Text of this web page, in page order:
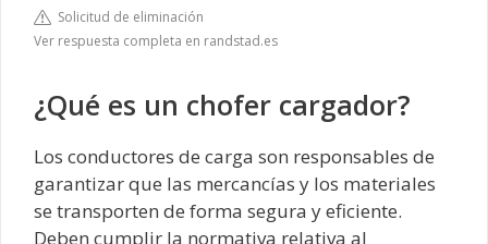
Solicitud de eliminación
Ver respuesta completa en randstad.es
¿Qué es un chofer cargador?
Los conductores de carga son responsables de
garantizar que las mercancías y los materiales
se transporten de forma segura y eficiente.
Deben cumplir la normativa relativa al